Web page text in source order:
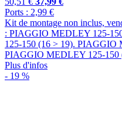
Ports : 2,99 €
Kit de montage non inclus,
: PIAGGIO MEDLEY 125-
125-150 (16 > 19). PIAGGIO
PIAGGIO MEDLEY 125-150
Plus d'infos
- 19 %